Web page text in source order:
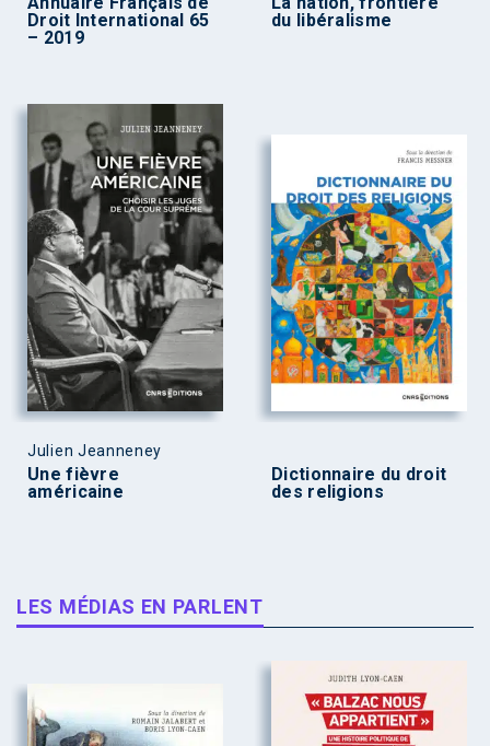
Droit International 65
– 2019
du libéralisme
Julien Jeanneney
Une fièvre
américaine
Dictionnaire du droit
des religions
LES MÉDIAS EN PARLENT